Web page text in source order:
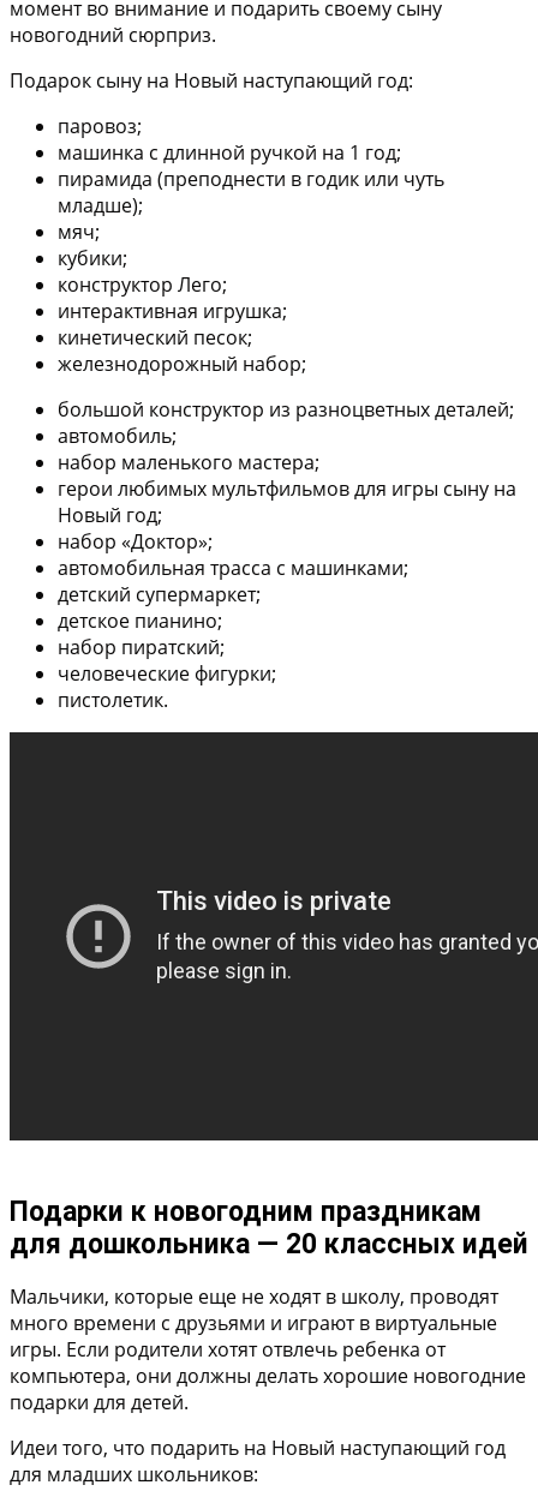
момент во внимание и подарить своему сыну
новогодний сюрприз.
Подарок сыну на Новый наступающий год:
паровоз;
машинка с длинной ручкой на 1 год;
пирамида (преподнести в годик или чуть
младше);
мяч;
кубики;
конструктор Лего;
интерактивная игрушка;
кинетический песок;
железнодорожный набор;
большой конструктор из разноцветных деталей;
автомобиль;
набор маленького мастера;
герои любимых мультфильмов для игры сыну на
Новый год;
набор «Доктор»;
автомобильная трасса с машинками;
детский супермаркет;
детское пианино;
набор пиратский;
человеческие фигурки;
пистолетик.
Подарки к новогодним праздникам
для дошкольника — 20 классных идей
Мальчики, которые еще не ходят в школу, проводят
много времени с друзьями и играют в виртуальные
игры. Если родители хотят отвлечь ребенка от
компьютера, они должны делать хорошие новогодние
подарки для детей.
Идеи того, что подарить на Новый наступающий год
для младших школьников: